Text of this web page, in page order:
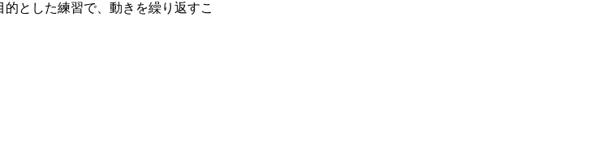
とした練習で、動きを繰り返すこ